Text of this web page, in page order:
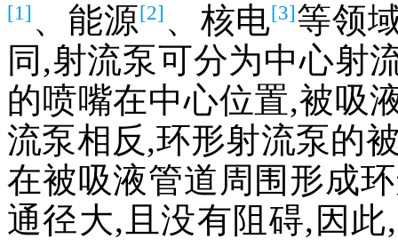
[1] 、能源[2] 、核电[3]等领
同,射流泵可分为中心射
的喷嘴在中心位置,被吸
流泵相反,环形射流泵的
在被吸液管道周围形成
通径大,且没有阻碍,因